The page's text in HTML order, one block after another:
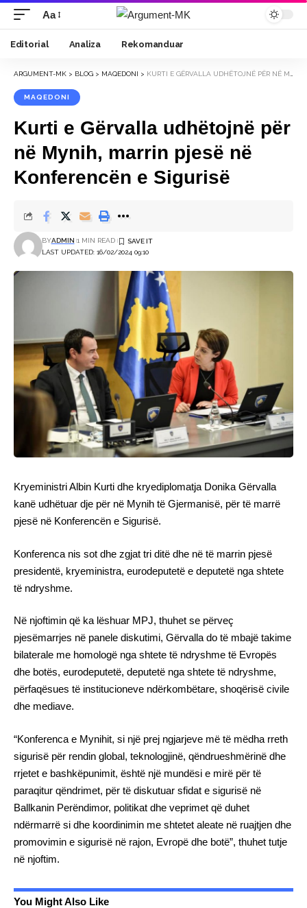
Font
Resizer
Aa
Editorial Analiza Rekomanduar
ARGUMENT-MK > BLOG > MAQEDONI > KURTI E GËRVALLA UDHËTOJNË PËR NË MYNIH, MARRIN PJESË NË KONFERENCËN E SIGURISË
MAQEDONI
Kurti e Gërvalla udhëtojnë për
në Mynih, marrin pjesë në
Konferencën e Sigurisë
LAST UPDATED: 16/02/2024 09:10
BYADMIN 1 MIN READ
Kryeministri Albin Kurti dhe kryediplomatja Donika Gërvalla
kanë udhëtuar dje për në Mynih të Gjermanisë, për të marrë
pjesë në Konferencën e Sigurisë.
Konferenca nis sot dhe zgjat tri ditë dhe në të marrin pjesë
presidentë, kryeministra, eurodeputetë e deputetë nga shtete
të ndryshme.
Në njoftimin që ka lëshuar MPJ, thuhet se përveç
pjesëmarrjes në panele diskutimi, Gërvalla do të mbajë takime
bilaterale me homologë nga shtete të ndryshme të Evropës
dhe botës, eurodeputetë, deputetë nga shtete të ndryshme,
përfaqësues të institucioneve ndërkombëtare, shoqërisë civile
dhe mediave.
“Konferenca e Mynihit, si një prej ngjarjeve më të mëdha rreth
sigurisë për rendin global, teknologjinë, qëndrueshmërinë dhe
rrjetet e bashkëpunimit, është një mundësi e mirë për të
paraqitur qëndrimet, për të diskutuar sfidat e sigurisë në
Ballkanin Perëndimor, politikat dhe veprimet që duhet
ndërmarrë si dhe koordinimin me shtetet aleate në ruajtjen dhe
promovimin e sigurisë në rajon, Evropë dhe botë”, thuhet tutje
në njoftim.
You Might Also Like